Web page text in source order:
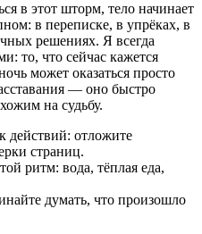
в этот шторм, тело начинает
в переписке, в упрёках, в
решениях. Я всегда
то, что сейчас кажется
может оказаться просто
— оно быстро
на судьбу.
действий: отложите
страниц.
ритм: вода, тёплая еда,
думать, что произошло